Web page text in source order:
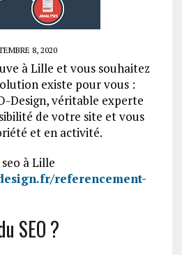
8, 2020
à Lille et vous souhaitez
existe pour vous :
Design, véritable experte
de votre site et vous
et en activité.
à Lille
referencement-
SEO ?